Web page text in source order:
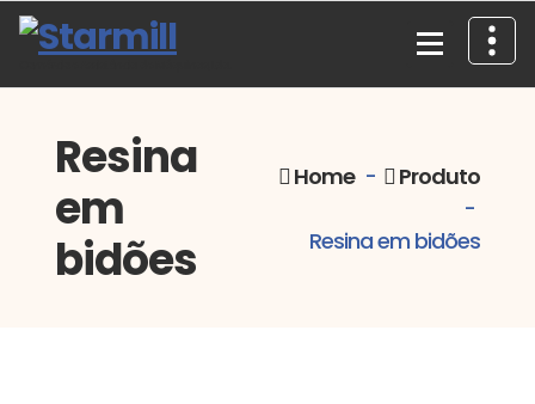
Skip
Resina
em
bidões
Home-
Produto
-
Resina em bidões